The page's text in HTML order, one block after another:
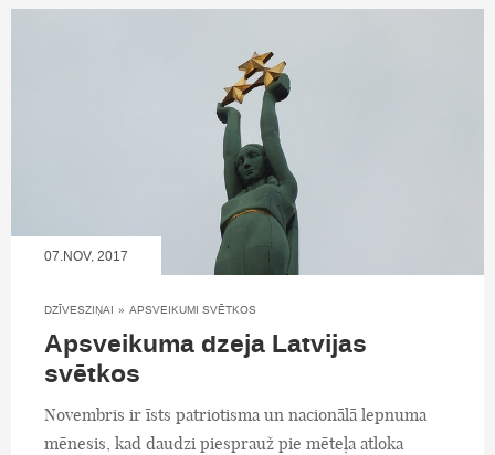
07.NOV, 2017
DZĪVESZIŅAI » APSVEIKUMI SVĒTKOS
Apsveikuma dzeja Latvijas
svētkos
Novembris ir īsts patriotisma un nacionālā lepnuma
mēnesis, kad daudzi piesprauž pie mēteļa atloka